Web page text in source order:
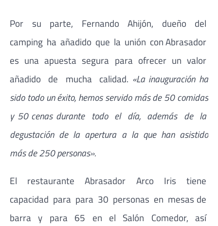
Por su parte, Fernando Ahijón, dueño del
camping ha añadido que la unión con Abrasador
es una apuesta segura para ofrecer un valor
añadido de mucha calidad. «La inauguración ha
sido todo un éxito, hemos servido más de 50 comidas
y 50 cenas durante todo el día, además de la
degustación de la apertura a la que han asistido
más de 250 personas».
El restaurante Abrasador Arco Iris tiene
capacidad para para 30 personas en mesas de
barra y para 65 en el Salón Comedor, así